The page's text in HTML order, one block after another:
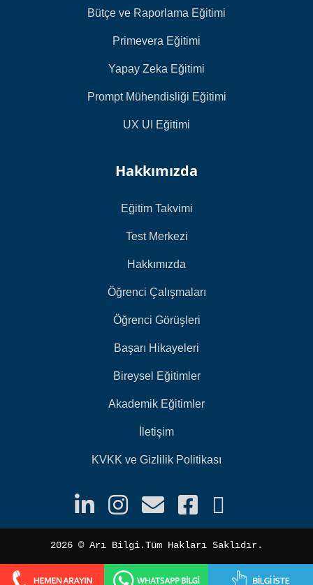
Bütçe ve Raporlama Eğitimi
Primevera Eğitimi
Yapay Zeka Eğitimi
Prompt Mühendisliği Eğitimi
UX UI Eğitimi
Hakkımızda
Eğitim Takvimi
Test Merkezi
Hakkımızda
Öğrenci Çalışmaları
Öğrenci Görüşleri
Başarı Hikayeleri
Bireysel Eğitimler
Akademik Eğitimler
İletişim
KVKK ve Gizlilik Politikası
2026 ©️ Arı Bilgi.Tüm Hakları Saklıdır.